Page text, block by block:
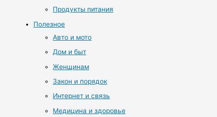
Продукты питания
Полезное
Авто и мото
Дом и быт
Женщинам
Закон и порядок
Интернет и связь
Медицина и здоровье